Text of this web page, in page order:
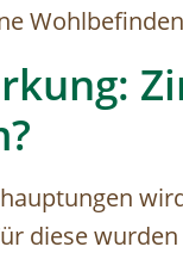
diese